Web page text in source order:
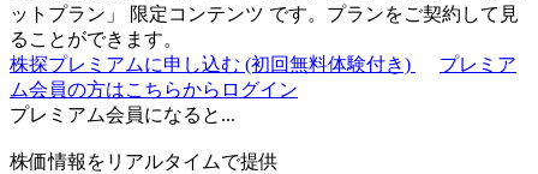
ットプラン 」 限定コンテンツ です。プランをご契約して見
ることができます。
株探プレミアムに申し込む (初回無料体験付き)
プレミア
ム会員の方はこちらからログイン
プレミアム会員になると...
株価情報をリアルタイムで提供